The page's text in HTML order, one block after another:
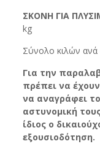
ΣΚΟΝΗ ΓΙΑ
kg
Σύνολο κιλών
Για την
πρέπει να
να αναγράφει
αστυνομική
ίδιος ο
εξουσιοδότηση.